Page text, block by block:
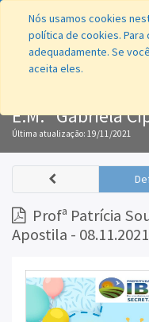
Nós usamos cookies
política de cookies.
adequadamente. Se
aceita eles.
E.M. "Gabriela
Última atualização: 19/11/2021
Profª Patrícia
Apostila - 08.11.2021